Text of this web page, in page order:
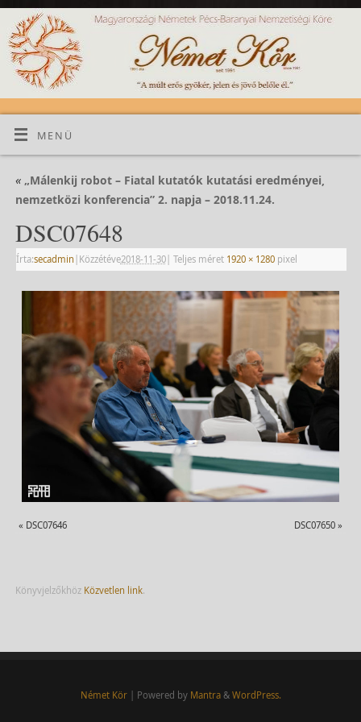
MENÜ
«„Málenkij robot – Fiatal kutatók kutatási eredményei,
nemzetközi konferencia” 2. napja – 2018.11.24.
DSC07648
Írta:secadmin | Közzétéve2018-11-30| Teljes méret 1920 × 1280pixel
« DSC07646 DSC07650 »
Könyvjelzőkhöz Közvetlen link.
Német Kör| Powered by Mantra& WordPress.